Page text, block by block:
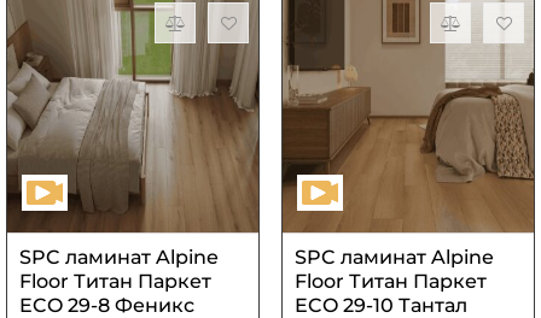
SPC ламинат Alpine
Floor Титан Паркет
ECO 29-8 Феникс
SPC ламинат Alpine
Floor Титан Паркет
ECO 29-10 Тантал